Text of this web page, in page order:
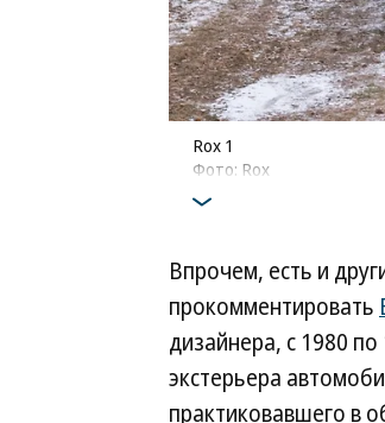
Rox 1
Фото: Rox
Впрочем, есть и
прокомментировать
дизайнера, с 1980
экстерьера
практиковавшего в